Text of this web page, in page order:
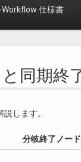
Workflow 仕様書
同期終
します。
分岐終了ノー